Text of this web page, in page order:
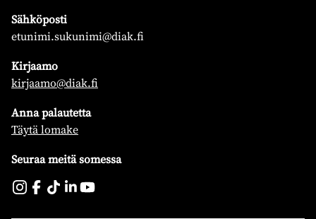
Sähköposti
etunimi.sukunimi@diak.fi
Kirjaamo
kirjaamo@diak.fi
Anna palautetta
Täytä lomake
Seuraa meitä somessa